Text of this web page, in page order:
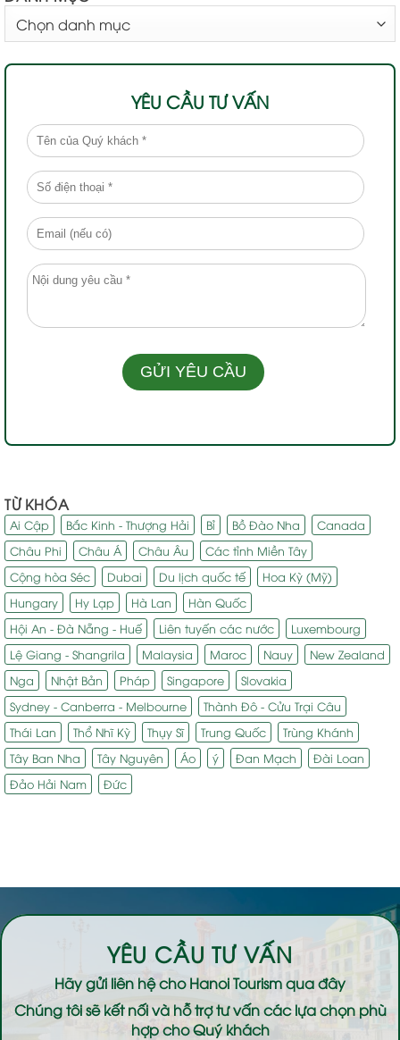
MỤC
YÊU CẦU TƯ VẤN
TỪ KHÓA
Ai Cập Bắc Kinh - Thượng Hải Bỉ Bồ Đào Nha
Canada
Châu Phi
Châu Á Châu Âu
Các tỉnh Miền Tây
Cộng hòa Séc
Dubai Du lịch quốc tế
Hoa Kỳ (Mỹ)
Hungary
Hy Lạp Hà Lan
Hàn Quốc
Hội An - Đà Nẵng - Huế
Liên tuyến các nước
Luxembourg
Lệ Giang - Shangrila
Malaysia Maroc Nauy
New Zealand
Nga
Nhật Bản Pháp Singapore
Slovakia
Sydney - Canberra - Melbourne
Thành Đô - Cửu Trại Câu
Thái Lan
Thổ Nhĩ Kỳ Thụy Sĩ Trung Quốc
Trùng Khánh
Tây Ban Nha
Tây Nguyên Áo ý Đan Mạch
Đài Loan
Đảo Hải Nam
Đức
YÊU CẦU TƯ VẤN
Hãy gửi liên hệ choHanoi Tourismqua đây
Chúng tôi sẽ kết nối và hỗ trợ tư vấn các lựa chọn phù
hợp cho Quý khách